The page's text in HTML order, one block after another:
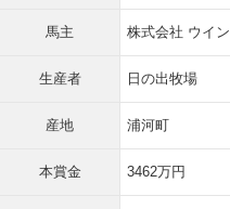
馬主 株式会社 ウイン
生産者 日の出牧場
産地 浦河町
本賞金 3462万円